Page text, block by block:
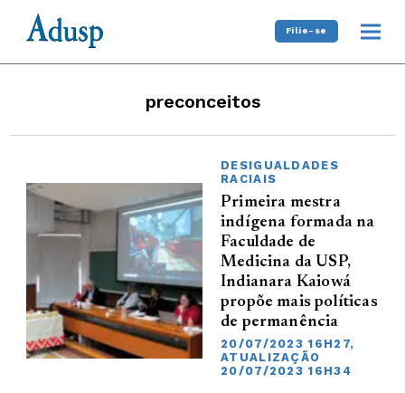
Filie-se
preconceitos
DESIGUALDADES
RACIAIS
Primeira mestra
indígena formada na
Faculdade de
Medicina da USP,
Indianara Kaiowá
propõe mais políticas
de permanência
20/07/2023 16H27,
ATUALIZAÇÃO
20/07/2023 16H34